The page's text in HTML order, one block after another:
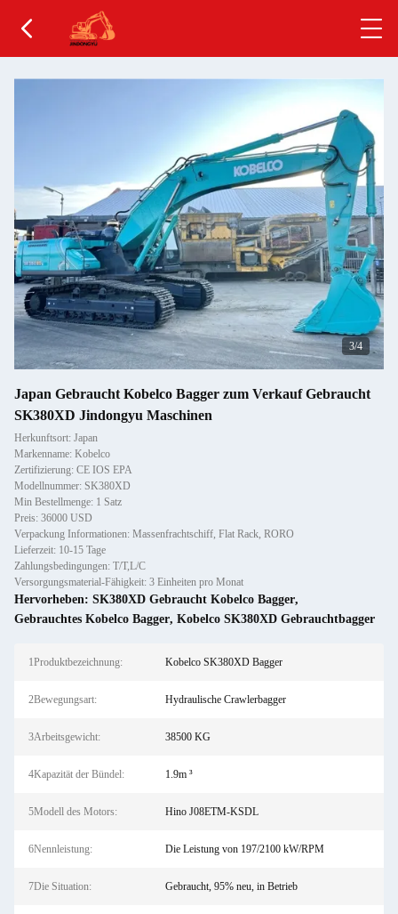
4/4
Japan Gebraucht Kobelco Bagger zum Verkauf Gebraucht
SK380XD Jindongyu Maschinen
Herkunftsort: Japan
Markenname: Kobelco
Zertifizierung: CE IOS EPA
Modellnummer: SK380XD
Min Bestellmenge: 1 Satz
Preis: 36000 USD
Verpackung Informationen: Massenfrachtschiff, Flat Rack, RORO
Lieferzeit: 10-15 Tage
Zahlungsbedingungen: T/T,L/C
Versorgungsmaterial-Fähigkeit: 3 Einheiten pro Monat
Hervorheben: SK380XD Gebraucht Kobelco Bagger,
Gebrauchtes Kobelco Bagger, Kobelco SK380XD Gebrauchtbagger
1Produktbezeichnung: Kobelco SK380XD Bagger
2Bewegungsart: Hydraulische Crawlerbagger
3Arbeitsgewicht: 38500 KG
4Kapazität der Bündel: 1.9m ³
5Modell des Motors: Hino J08ETM-KSDL
6Nennleistung: Die Leistung von 197/2100 kW/RPM
7Die Situation: Gebraucht, 95% neu, in Betrieb